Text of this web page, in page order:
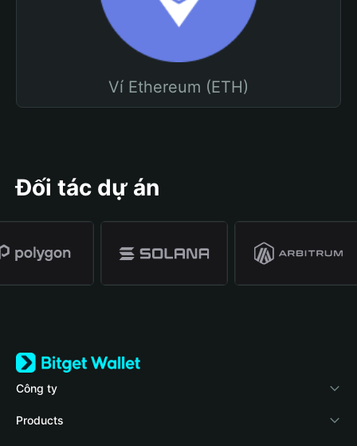
Ví Ethereum (ETH)
Đối tác dự án
Công ty
Về Bitget Wallet
Products